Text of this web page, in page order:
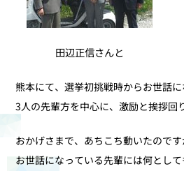
田辺正信さんと
熊本にて、選挙初挑戦時からお世話
3人の先輩方を中心に、激励と挨拶回
おかげさまで、あちこち動いたのです
お世話になっている先輩には何とし